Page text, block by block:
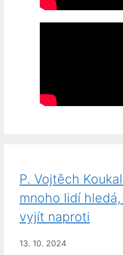
P. Vojtěch
mnoho lidí
vyjít naproti
13. 10. 2024